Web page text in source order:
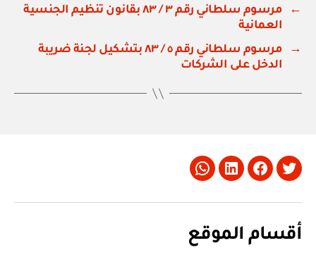
←
مرسوم سلطاني رقم ٣ / ٨٣ بقانون تنظيم الجنسية
العمانية
→
مرسوم سلطاني رقم ٥ / ٨٣ بتشكيل لجنة ضريبة
الدخل على الشركات
Twitter
Facebook
LinkedIn
Whatsapp
أقسام الموقع